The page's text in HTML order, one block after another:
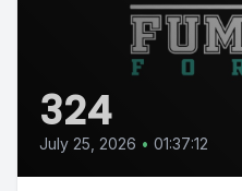
324
July 25, 2026 • 01:37:12